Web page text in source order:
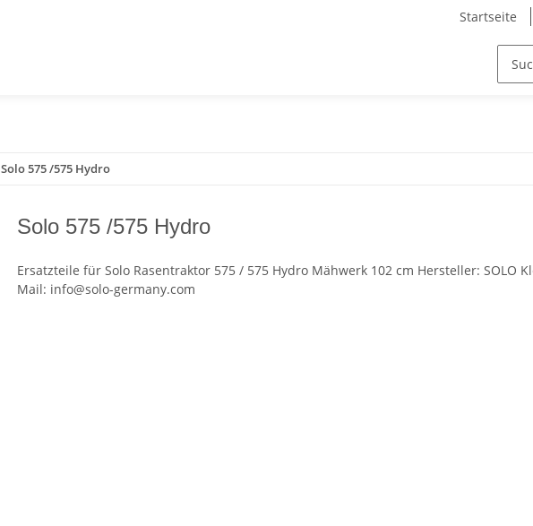
Startseite
Solo 575 /575 Hydro
Solo 575 /575 Hydro
Ersatzteile für Solo Rasentraktor 575 / 575 Hydro Mähwerk 102 cm Hersteller: SOLO
Mail: info@solo-germany.com